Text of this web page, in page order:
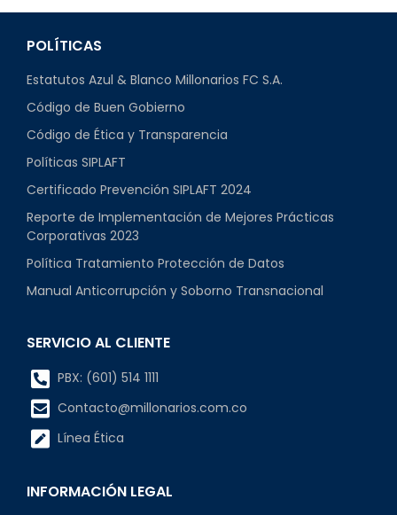
POLÍTICAS
Estatutos Azul & Blanco Millonarios FC S.A.
Código de Buen Gobierno
Código de Ética y Transparencia
Políticas SIPLAFT
Certificado Prevención SIPLAFT 2024
Reporte de Implementación de Mejores Prácticas
Corporativas 2023
Política Tratamiento Protección de Datos
Manual Anticorrupción y Soborno Transnacional
SERVICIO AL CLIENTE
PBX: (601) 514 1111
Contacto@millonarios.com.co
Línea Ética
INFORMACIÓN LEGAL